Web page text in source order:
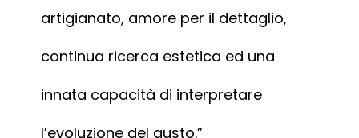
artigianato, amore per il dettaglio,
continua ricerca estetica ed una
innata capacità di interpretare
l’evoluzione del gusto.”